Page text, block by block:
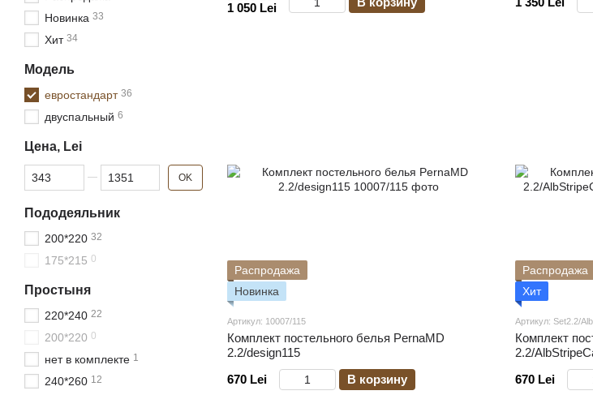
1 050 Lei
Распродажа
Новинка
Артикул: 10007/115
Комплект постельного белья PernaMD
2.2/design115
670 Lei
В корзину
Распродажа
Хит
Артикул: Set2.2/
Комплект
2.2/
670 Lei
Новинка 33
Хит 34
Модель
евростандарт 36
двуспальный 6
Цена, Lei
От Цена, Lei
До Цена, Lei OK
Пододеяльник
200*220 32
175*215 0
Простыня
220*240 22
200*220 0
нет в комплекте 1
240*260 12